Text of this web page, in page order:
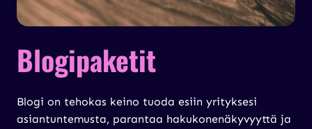
Blogipaketit
Blogi on tehokas keino tuoda esiin yrityksesi
asiantuntemusta, parantaa hakukonenäkyvyyttä ja